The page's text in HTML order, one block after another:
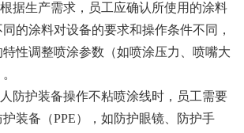
据生产需求，员工应确认所使用的涂料
的涂料对设备的要求和操作条件不同，
特性调整喷涂参数（如喷涂压力、喷嘴大
防护装备操作不粘喷涂线时，员工需要
装备（PPE），如防护眼镜、防护手